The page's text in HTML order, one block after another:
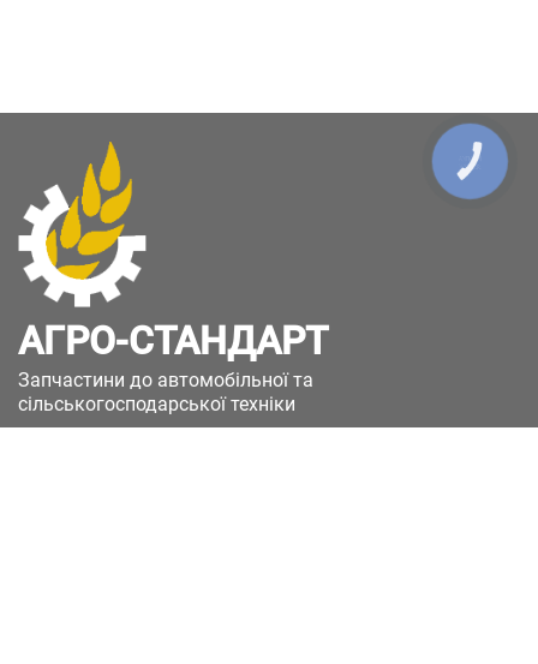
АГРО-СТАНДАРТ
Запчастини до автомобільної та
сільськогосподарської техніки
КНОПКА
ЗВ'ЯЗКУ